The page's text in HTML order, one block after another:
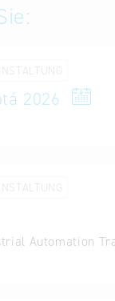
2026
Automation